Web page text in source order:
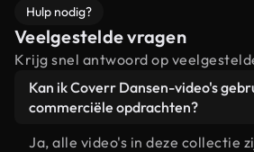
Hulp nodig?
Veelgestelde vragen
Krijg snel antwoord op
Kan ik Coverr Dansen-video's
commerciële opdrachten?
Ja, alle video's in deze collectie